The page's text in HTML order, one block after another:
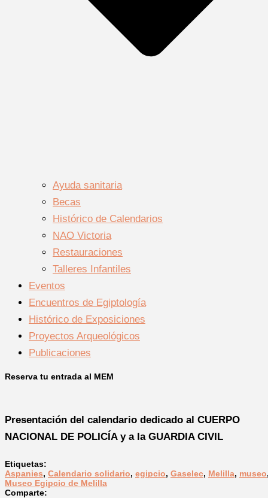
Ayuda sanitaria
Becas
Histórico de Calendarios
NAO Victoria
Restauraciones
Talleres Infantiles
Eventos
Encuentros de Egiptología
Histórico de Exposiciones
Proyectos Arqueológicos
Publicaciones
Reserva tu entrada al MEM
Presentación del calendario dedicado al CUERPO
NACIONAL DE POLICÍA y a la GUARDIA CIVIL
Etiquetas:
Aspanies, Calendario solidario, egipcio, Gaselec, Melilla, museo
Museo Egipcio de Melilla
Comparte: